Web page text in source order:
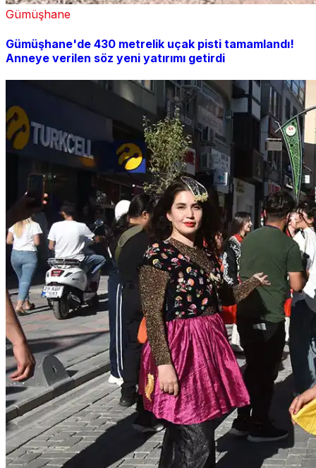
Gümüşhane
Gümüşhane'de 430 metrelik uçak pisti tamamlandı!
Anneye verilen söz yeni yatırımı getirdi